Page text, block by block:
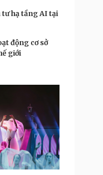
hạ tầng AI tại
động cơ sở
giới